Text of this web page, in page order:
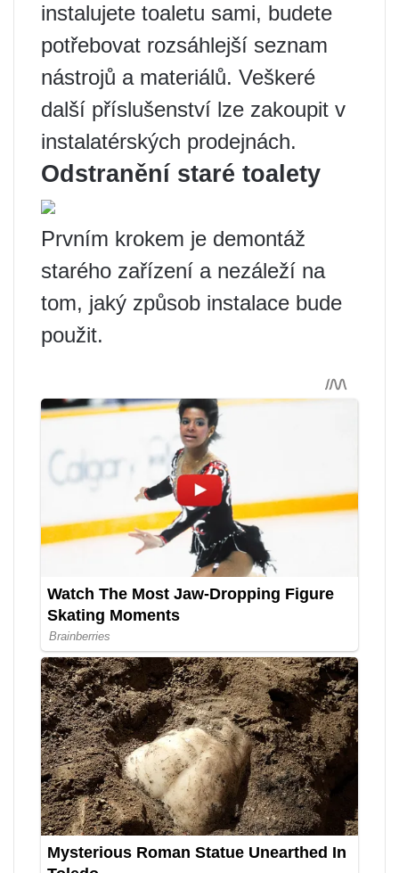
instalujete toaletu sami, budete
potřebovat rozsáhlejší seznam
nástrojů a materiálů. Veškeré
další příslušenství lze zakoupit v
instalatérských prodejnách.
Odstranění staré toalety
Prvním krokem je demontáž
starého zařízení a nezáleží na
tom, jaký způsob instalace bude
použit.